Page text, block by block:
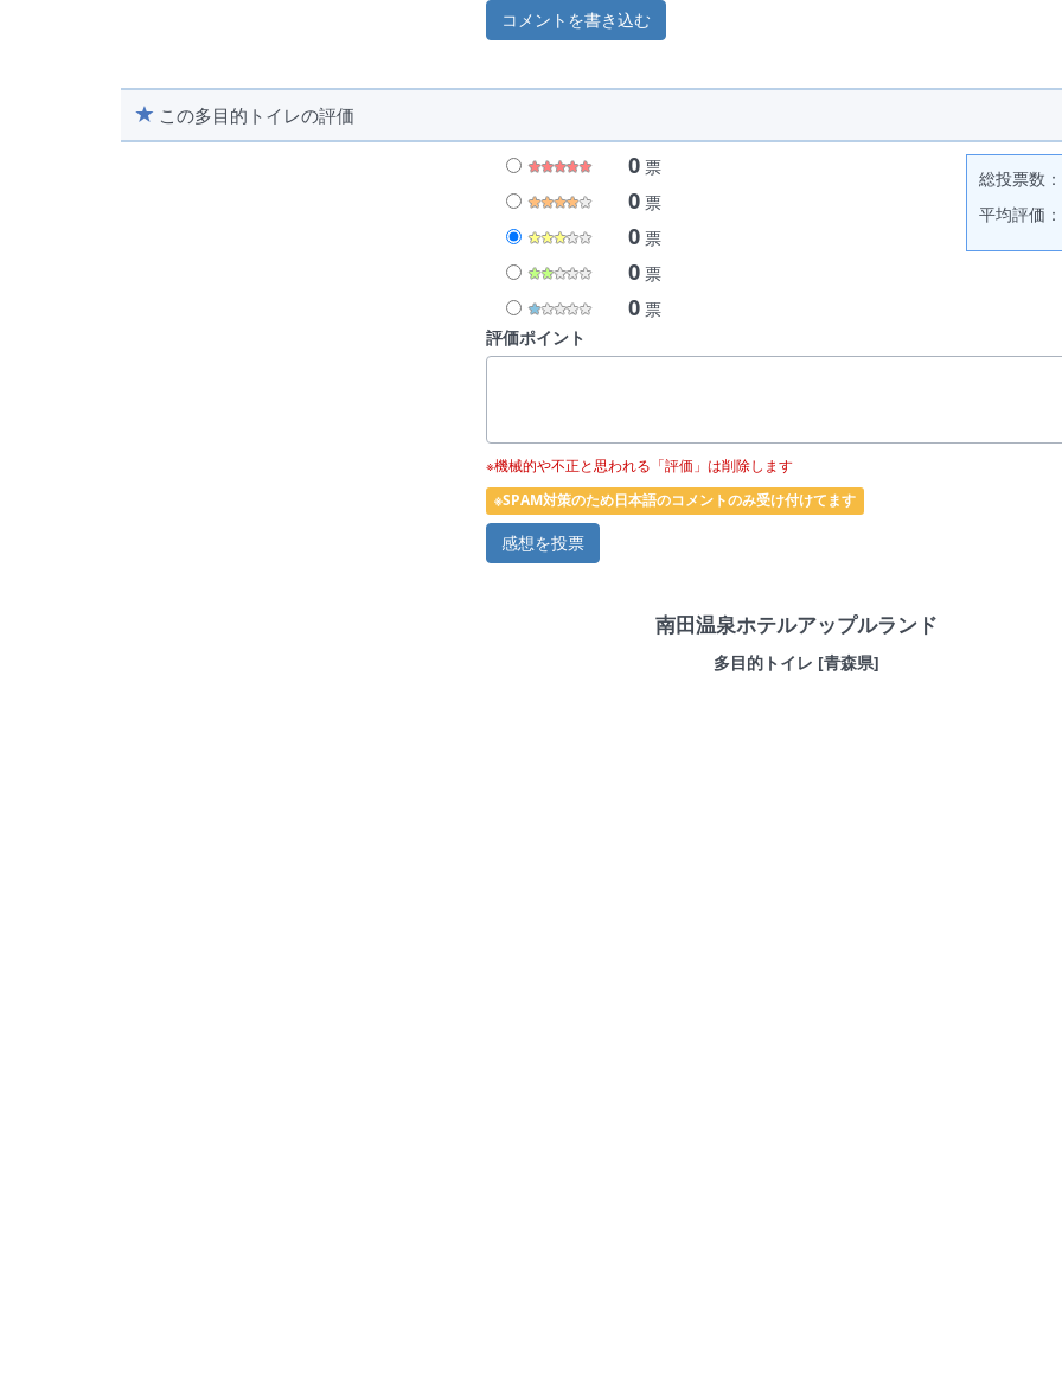
この多目的トイレの評価
0票
0票
0票
0票
0票
総投票数
平均評価
評価ポイント
※機械的や不正と思われる「評価」は削除します
※SPAM対策のため日本語のコメントのみ受け付けてます
南田温泉ホテルアップルランド
多目的トイレ [青森県]